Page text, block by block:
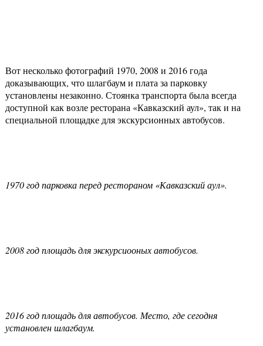
Вот несколько фотографий 1970, 2008 и 2016 года
доказывающих, что шлагбаум и плата за парковку
установлены незаконно. Стоянка транспорта была всегда
доступной как возле ресторана «Кавказский аул», так и на
специальной площадке для экскурсионных автобусов.
1970 год парковка перед рестораном «Кавказский аул».
2008 год площадь для экскурсиооных автобусов.
2016 год площадь для автобусов. Место, где сегодня
установлен шлагбаум.